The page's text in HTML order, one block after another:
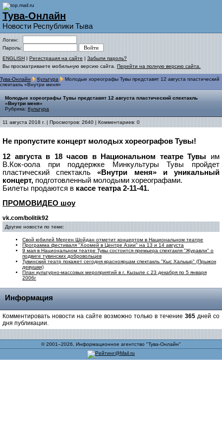
Тува-Онлайн
Новости Республики Тыва
Логин:
Пароль:
ENGLISH | Регистрация на сайте | Забыли пароль?
Вы просматриваете мобильную версию сайта. Перейти на полную версию сайта.
Тува-Онлайн Культура
Молодые хореографы Тувы представят 12 августа пластический
спектакль «Внутри меня»
Молодые хореографы Тувы представят 12 августа пластический спектакль
«Внутри меня»
Рубрика: Культура
11 августа 2018 г. | Просмотров: 2640 | Комментариев: 0
Не пропустите концерт молодых хореографов Тувы!
12 августа в 18 часов в Национальном театре Тувы им
В.Кок-оола при поддержке Минкультуры Тувы пройдет
пластический спектакль«Внутри меня» и уникальный
концерт, подготовленный молодыми хореографами.
Билеты продаются в кассе театра 2-11-41.
ПРОМОВИДЕО шоу
vk.com/bolitik92
Другие новости по теме:
Свой юбилей Мерген Шойдан отметит концертом в Национальном театре
Программа фестиваля "Хоомей в Центре Азии" на 13 и 14 августа
9 мая в Национальном театре Тувы состоится премьера спектакля "Журавли" о
подвиге тувинских добровольцев
Тувинский театр покажет сегодня красноярцам спектакль "Кыс Халыыр" (Прыжок
девушки)
План культурно-массовых мероприятий в г. Кызыле с 23 декабря по 5 января
2006г
Информация
Комментировать новости на сайте возможно только в течение 365 дней со
дня публикации.
© 2001–2026, Информационное агентство "Тува-Онлайн"